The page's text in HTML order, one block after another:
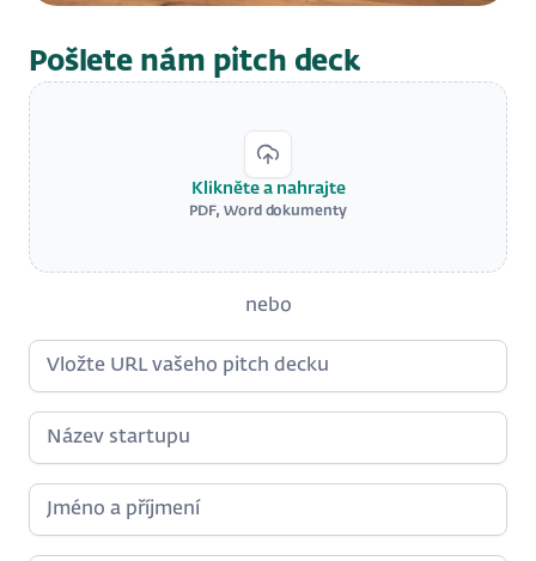
Pošlete nám pitch deck
Klikněte a nahrajte
PDF, Word dokumenty
nebo